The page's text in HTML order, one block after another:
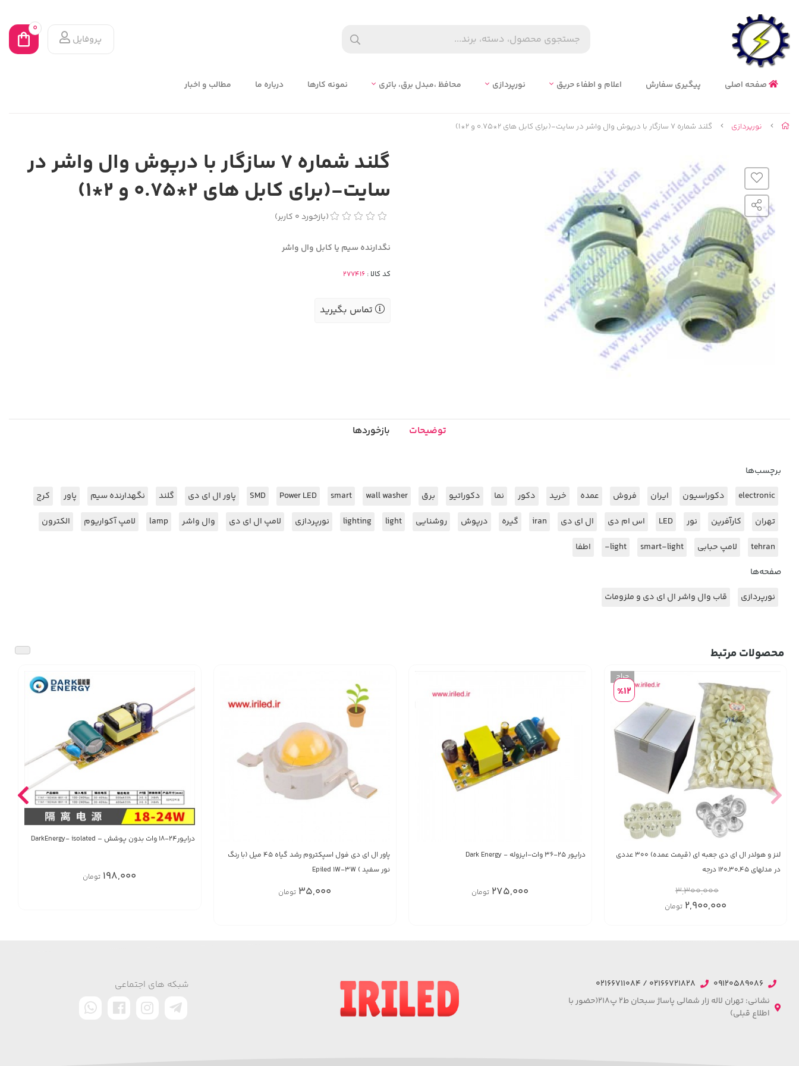
پروفایل
0
صفحه اصلی پیگیری سفارش اعلام و اطفاء حریق نورپردازی محافظ ،مبدل برق، باتري نمونه کارها درباره ما مطالب و اخبار
نورپردازی گلند شماره 7 سازگار با درپوش وال واشر در سایت-(برای کابل های 2*0.75 و 2*1)
گلند شماره 7 سازگار با درپوش وال واشر در
سایت-(برای کابل های 2*0.75 و 2*1)
(بازخورد کاربر)
نگدارنده سیم یا کابل وال واشر
کد کالا :
تماس بگیرید
توضیحات بازخوردها
برچسب‌ها
electronic
دکوراسیون ایران فروش عمده خرید دکور نما دکوراتیو برق wall washer
smart
Power LED
SMD پاور ال ای دی گلند نگهدارنده سیم پاور
کرج
تهران
کارآفرین نور LED اس ام دی ال ای دی iran گیره درپوش روشنایی light
lighting نورپردازی لامپ ال ای دی وال واشر lamp لامپ آکواریوم
الکترون
tehran
لامپ حبابی smart-light
light-
اطفا
صفحه‌ها
نورپردازی
قاب وال واشر ال ای دی و ملزومات
محصولات مرتبط
%12
لنز و هولدر ال ای دی جعبه ای (قیمت عمده) 300 عددی
در مدلهای ۴۵ـ۳۰ـ۱۲۰ درجه
3,300,000
2,900,000 تومان
درايور 25-36 وات-ایزوله - Dark Energy
275,000 تومان
پاور ال ای دی فول اسپکتروم رشد گياه 45 میل (با رنگ
نور سفید ) Epiled 1W-3W
35,000 تومان
درایور24-18 وات بدون پوشش – DarkEnergy- isolated
198,000 تومان
09120589086
02166721828 / 02166711084
نشانی: تهران لاله زار شمالی پاساژ سبحان ط2 پ218(حضور با
اطلاع قبلی)
شبکه های اجتماعی